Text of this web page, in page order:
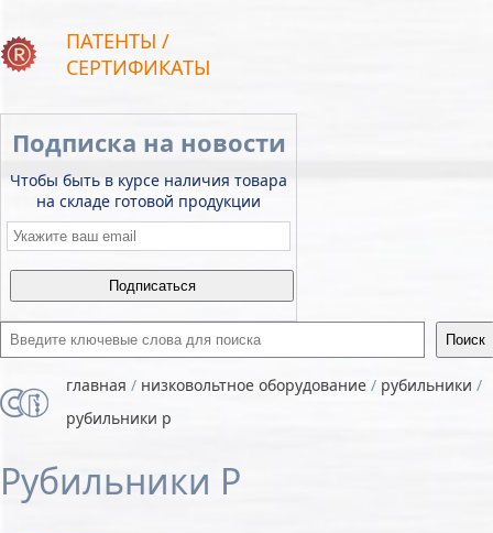
ПАТЕНТЫ /
СЕРТИФИКАТЫ
Подписка на новости
Чтобы быть в курсе наличия товара
на складе готовой продукции
Email*
Введите ключевые слова для поиска
главная / низковольтное оборудование / рубильники /
рубильники р
Рубильники Р